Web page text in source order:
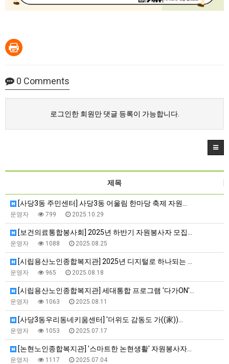
0 Comments
로그인한 회원만 댓글 등록이 가능합니다.
제목
[사당3동 주민센터] 사당3동 어울림 한마당 축제 자원…
운영자 799 2025.10.29
[보건의료통합봉사회] 2025년 하반기 자원봉사자 모집…
운영자 1088 2025.08.25
[시립용산노인종합복지관] 2025년 디지털로 하나되는 …
운영자 965 2025.08.18
[시립용산노인종합복지관] 세대통합 프로그램 '다가ON'…
운영자 1063 2025.08.11
[사당3동우리동네키움센터] '더위도 감동도 가((家))…
운영자 1053 2025.07.17
[논현노인종합복지관] '스마트한 논현생활' 자원봉사자…
운영자 1117 2025.07.04